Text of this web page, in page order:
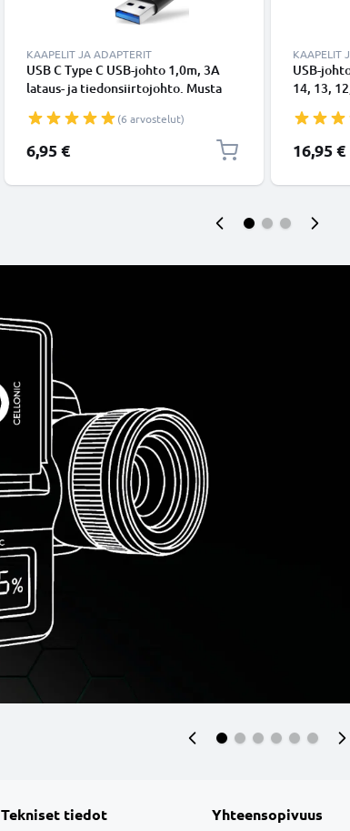
KAAPELIT JA ADAPTERIT
USB C Type C USB-johto 1,0m, 3A
lataus- ja tiedonsiirtojohto. Musta
USB-kaapeli
(6 arvostelut)
6,95 €
KAAPELIT
USB-
14, 13,
16,95 €
Tekniset tiedot Yhteensopivuus